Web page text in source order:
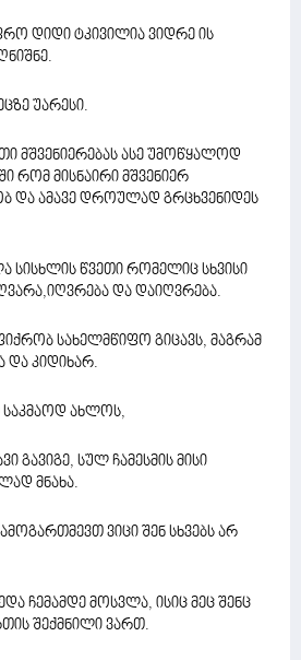
დიდი ტკივილია ვიდრე ის
უარესი.
მშვენიერებას ასე უმოწყალოდ
რომ მისნაირი მშვენიერ
და ამავე დროულად გრცხვენიდეს
სისხლის წვეთი რომელიც სხვისი
და დაიღვრება.
სახელმწიფო გიცავს, მაგრამ
და კიდიხარ.
საკმაოდ ახლოს,
გავიგე, სულ ჩამესმის მისი
მნახა.
ვიცი შენ სხვებს არ
ჩემამდე მოსვლა, ისიც მეც შენც
შექმნილი ვართ.